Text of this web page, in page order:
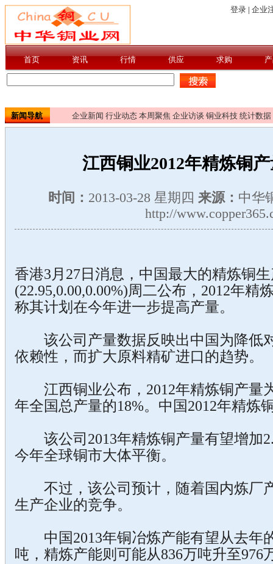
新闻导航 企业新闻 行业动态 本周聚焦 企业访谈 铜业科技 统计数据
江西铜业2012年精炼铜
时间： 2013-03-28 星期四 来源： 中华
http://
香港3月27日消息，中国最大的精炼铜
(22.95,0.00,0.00%)周二公布，2012年精
称其计划在今年进一步提高产量。
该公司产量数据反映出中国为降低
依赖性，而扩大原料精矿进口的趋势。
江西铜业公布，2012年精炼铜产量
年全国总产量的18%。中国2012年精炼
该公司2013年精炼铜产量有望增加
今年全球铜市大体平衡。
不过，该公司预计，随着国内炼厂
生产企业的竞争。
中国2013年铜冶炼产能有望从去年
吨，精炼产能则可能从836万吨升至976